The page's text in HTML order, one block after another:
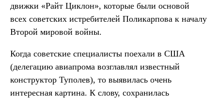
движки «Райт Циклон», которые были основой
всех советских истребителей Поликарпова к началу
Второй мировой войны.
Когда советские специалисты поехали в США
(делегацию авиапрома возглавлял известный
конструктор Туполев), то выявилась очень
интересная картина. К слову, сохранилась